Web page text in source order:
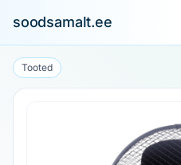
soodsamalt.ee
Tooted